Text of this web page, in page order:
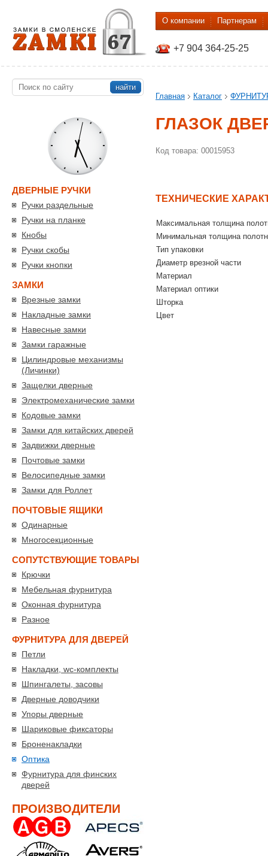
О компании Партнерам
+7 904 364-25-25
найти
ДВЕРНЫЕ РУЧКИ
Ручки раздельные
Ручки на планке
Кнобы
Ручки скобы
Ручки кнопки
ЗАМКИ
Врезные замки
Накладные замки
Навесные замки
Замки гаражные
Цилиндровые механизмы
(Личинки)
Защелки дверные
Электромеханические замки
Кодовые замки
Замки для китайских дверей
Задвижки дверные
Почтовые замки
Велосипедные замки
Замки для Роллет
ПОЧТОВЫЕ ЯЩИКИ
Одинарные
Многосекционные
СОПУТСТВУЮЩИЕ ТОВАРЫ
Крючки
Мебельная фурнитура
Оконная фурнитура
Разное
ФУРНИТУРА ДЛЯ ДВЕРЕЙ
Петли
Накладки, wc-комплекты
Шпингалеты, засовы
Дверные доводчики
Упоры дверные
Шариковые фиксаторы
Броненакладки
Оптика
Фурнитура для финских
дверей
ПРОИЗВОДИТЕЛИ
Главная Каталог
ГЛАЗОК
Код товара: 00015953
ТЕХНИЧЕСКИЕ
Максимальная толщина
Минимальная толщина
Тип упаковки
Диаметр врезной части
Материал
Материал оптики
Шторка
Цвет